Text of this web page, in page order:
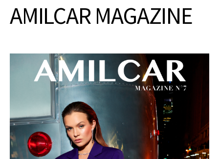
AMILCAR MAGAZINE